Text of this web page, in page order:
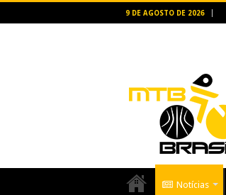
9 DE AGOSTO DE 2026
Notícias